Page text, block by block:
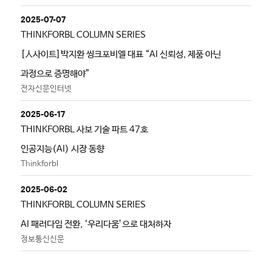
2025-07-07
THINKFORBL COLUMN SERIES
[人사이트]박지환 씽크포비엘 대표 “AI 신뢰성, 제품 아닌
과정으로 증명해야”
전자신문인터넷
2025-06-17
THINKFORBL 사보 기술 파트 47호
인공지능(AI) 시장 동향
Thinkforbl
2025-06-02
THINKFORBL COLUMN SERIES
AI 패러다임 전환, ‘우리다움’으로 대처하자
정보통신신문